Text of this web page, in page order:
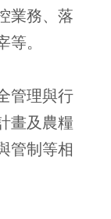
業務、落
。
管理與行
畫及農糧
管制等相